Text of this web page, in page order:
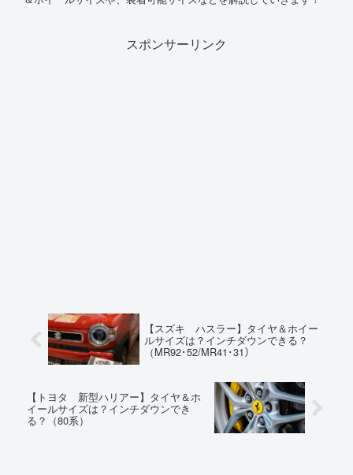
スポンサーリンク
【スズキ ハスラー】タイヤ＆ホイー
ルサイズは？インチダウンできる？
（MR92･52/MR41･31）
【トヨタ 新型ハリアー】タイヤ＆ホ
イールサイズは？インチダウンでき
る？（80系）